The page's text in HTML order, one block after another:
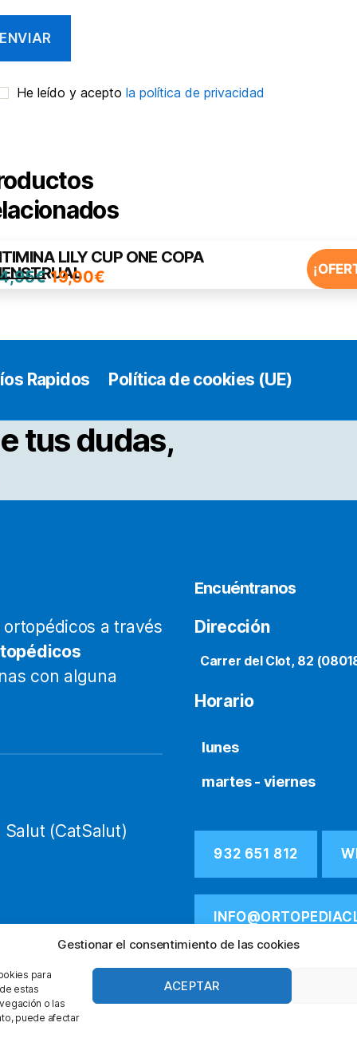
Gestionar el consentimiento de las cookies
para
estas
o las
puede afectar
ACEPTAR
He leído y acepto la política de privacidad
LILY CUP ONE COPA
€El
24,95€.
19,00€El
19,00€.
Rapidos Política de cookies (UE)
tus dudas,
ortopédicos a través
con alguna
(CatSalut)
Encuéntranos
Dirección
Carrer del Clot, 82
Horario
lunes
martes - viernes
932 651 812